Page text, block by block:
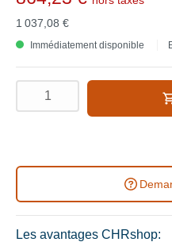
1 037,08 €
Immédiatement disponible
Les avantages CHRshop: